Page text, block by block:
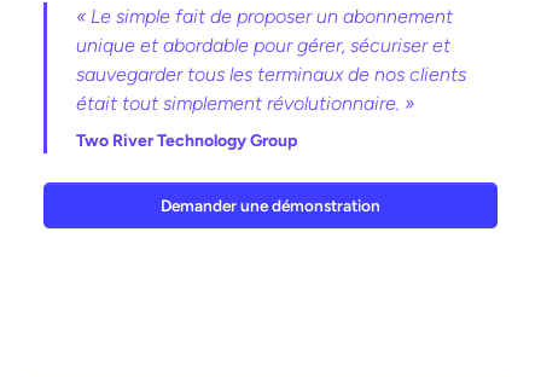
« Le simple fait de proposer un abonnement
unique et abordable pour gérer, sécuriser et
sauvegarder tous les terminaux de nos clients
était tout simplement révolutionnaire. »
Two River Technology Group
Demander une démonstration